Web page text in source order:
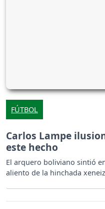
FÚTBOL
Carlos Lampe
este hecho
El arquero boliviano sintió
aliento de la hinchada